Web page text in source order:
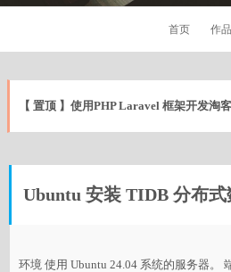
首页 作品
【 置顶 】使用PHP Laravel 框架开发淘
Ubuntu 安装 TIDB 分布式
环境 使用 Ubuntu 24.04 系统的服务器。